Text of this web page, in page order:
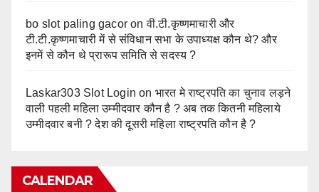
bo slot paling gacor onवी.टी.कृष्णमाचारी और
टी.टी.कृष्णमाचारी में से संविधान सभा के उपाध्यक्ष कौन थे? और
इनमें से कौन थे प्रारूप समिति से सदस्य ?
Laskar303 Slot Login on भारत मे राष्ट्रपति का चुनाव लड़ने
वाली पहली महिला उम्मीदवार कौन है ? अब तक कितनी महिलाये
उम्मीदवार बनी ? देश की दूसरी महिला राष्ट्रपति कौन है ?
CALENDAR